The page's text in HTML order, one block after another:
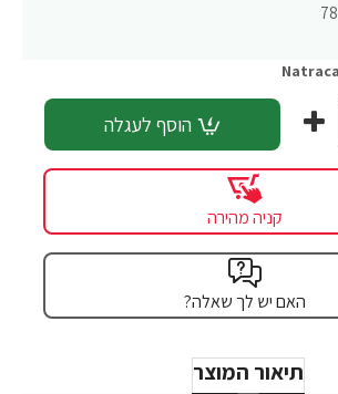
הוסף לעגלה
קניה מהירה
האם יש לך שאלה?
תיאור המוצר